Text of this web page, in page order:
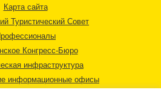
Карта сайта
Туристический Совет
Конгресс-Бюро
инфраструктура
информационные офисы